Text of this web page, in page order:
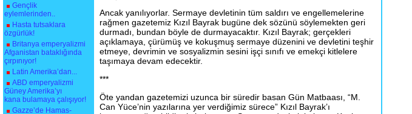
Gençlik
eylemlerinden..
Hasta tutsaklara
özgürlük!
Britanya emperyalizmi
Afganistan bataklığında
çırpınıyor!
Latin Amerika’dan...
ABD emperyalizmi
Güney Amerika’yı
kana bulamaya çalışıyor!
Gazze’de Hamas-
Ancak yanılıyorlar. Sermaye devletinin tüm saldırı ve engellemelerine
rağmen gazetemiz Kızıl Bayrak bugüne dek sözünü söylemekten geri
durmadı, bundan böyle de durmayacaktır. Kızıl Bayrak; gerçekleri
açıklamaya, çürümüş ve kokuşmuş sermaye düzenini ve devletini teşhir
etmeye, devrimin ve sosyalizmin sesini işçi sınıfı ve emekçi kitlelere
taşımaya devam edecektir.
***
Öte yandan gazetemizi uzunca bir süredir basan Gün Matbaası, “M.
Can Yüce’nin yazılarına yer verdiğimiz sürece” Kızıl Bayrak’ı